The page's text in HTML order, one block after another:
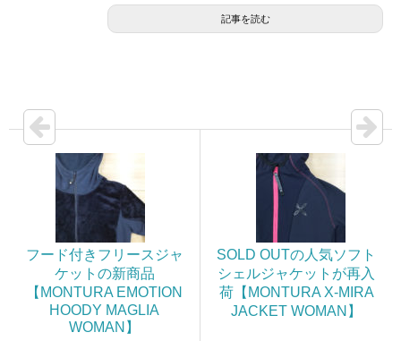
記事を読む
フード付きフリースジャ
ケットの新商品
【MONTURA EMOTION
HOODY MAGLIA
WOMAN】
SOLD OUTの人気ソフト
シェルジャケットが再入
荷【MONTURA X-MIRA
JACKET WOMAN】